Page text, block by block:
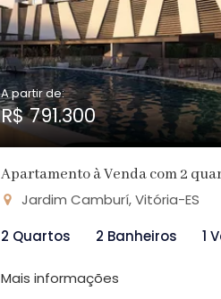
A partir de:
R$ 791.300
Apartamento à Venda com 2
Jardim Camburí, Vitória-ES
2 Quartos
2 Banheiros 1
Mais informações